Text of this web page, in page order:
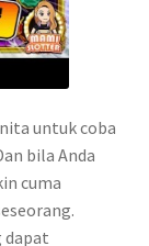
untuk coba
bila Anda
cuma
dapat